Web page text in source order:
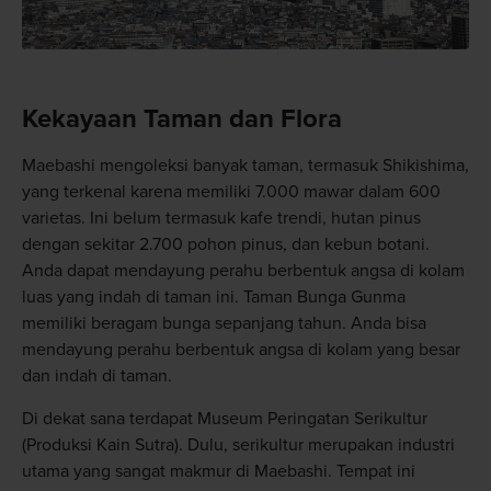
Kekayaan Taman dan Flora
Maebashi mengoleksi banyak taman, termasuk Shikishima,
yang terkenal karena memiliki 7.000 mawar dalam 600
varietas. Ini belum termasuk kafe trendi, hutan pinus
dengan sekitar 2.700 pohon pinus, dan kebun botani.
Anda dapat mendayung perahu berbentuk angsa di kolam
luas yang indah di taman ini. Taman Bunga Gunma
memiliki beragam bunga sepanjang tahun. Anda bisa
mendayung perahu berbentuk angsa di kolam yang besar
dan indah di taman.
Di dekat sana terdapat Museum Peringatan Serikultur
(Produksi Kain Sutra). Dulu, serikultur merupakan industri
utama yang sangat makmur di Maebashi. Tempat ini